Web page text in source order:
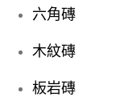
六角磚
木紋磚
板岩磚